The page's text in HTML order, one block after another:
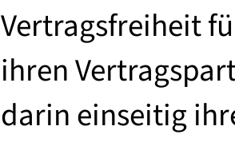
Vertragsfreiheit
ihren
darin einseitig